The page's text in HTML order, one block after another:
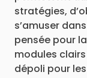
stratégies,
s’amuser
pensée pour
modules
dépoli pour